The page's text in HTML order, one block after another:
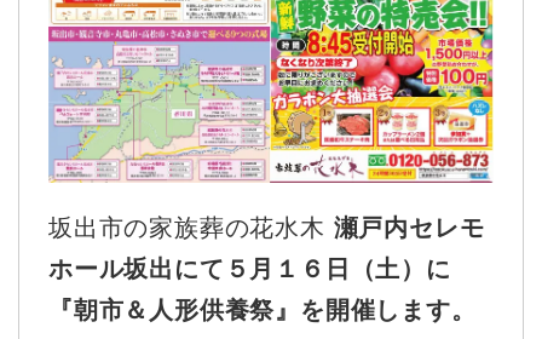
坂出市の家族葬の花水木 瀬戸内セレモ
ホール坂出にて５月１６日（土）に
『朝市＆人形供養祭』を開催します。